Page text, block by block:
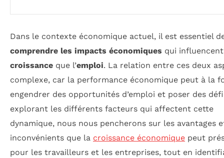
Dans le contexte économique actuel, il est essentiel
comprendre les impacts économiques qui
croissance que l’emploi. La relation entre ces deux
complexe, car la performance économique peut à la
engendrer des opportunités d’emploi et poser des
explorant les différents facteurs qui affectent cette
dynamique, nous nous pencherons sur les avantages
inconvénients que la croissance économique peut
pour les travailleurs et les entreprises, tout en